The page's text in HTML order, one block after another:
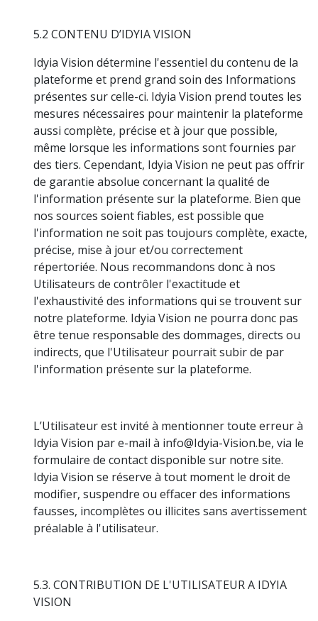
5.2 CONTENU D’IDYIA VISION
Idyia Vision détermine l'essentiel du contenu de la
plateforme et prend grand soin des Informations
présentes sur celle-ci. Idyia Vision prend toutes les
mesures nécessaires pour maintenir la plateforme
aussi complète, précise et à jour que possible,
même lorsque les informations sont fournies par
des tiers. Cependant, Idyia Vision ne peut pas offrir
de garantie absolue concernant la qualité de
l'information présente sur la plateforme. Bien que
nos sources soient fiables, est possible que
l'information ne soit pas toujours complète, exacte,
précise, mise à jour et/ou correctement
répertoriée. Nous recommandons donc à nos
Utilisateurs de contrôler l'exactitude et
l'exhaustivité des informations qui se trouvent sur
notre plateforme. Idyia Vision ne pourra donc pas
être tenue responsable des dommages, directs ou
indirects, que l'Utilisateur pourrait subir de par
l'information présente sur la plateforme.
L’Utilisateur est invité à mentionner toute erreur à
Idyia Vision par e-mail à info@Idyia-Vision.be, via le
formulaire de contact disponible sur notre site.
Idyia Vision se réserve à tout moment le droit de
modifier, suspendre ou effacer des informations
fausses, incomplètes ou illicites sans avertissement
préalable à l'utilisateur.
5.3. CONTRIBUTION DE L'UTILISATEUR A IDYIA
VISION